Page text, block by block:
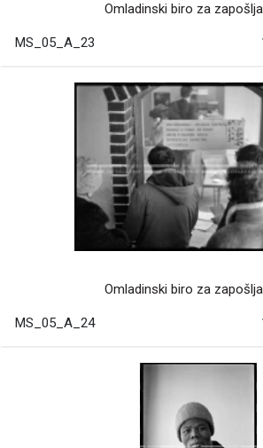
Omladinski biro za
MS_05_A_23
Omladinski biro za
MS_05_A_24